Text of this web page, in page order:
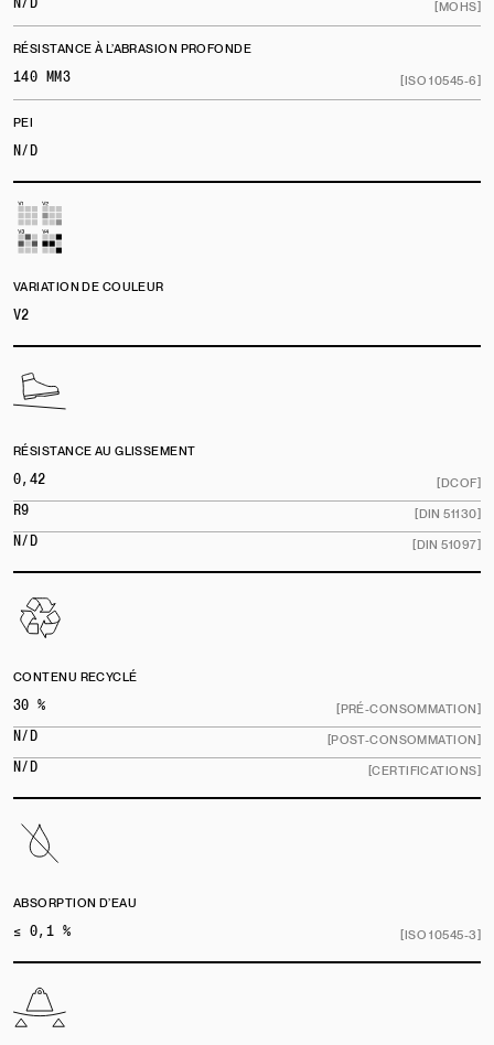
[MOHS]
RÉSISTANCE À L’ABRASION PROFONDE
140 MM3
[ISO 10545-6]
PEI
N/D
VARIATION DE COULEUR
V2
RÉSISTANCE AU GLISSEMENT
0,42
[DCOF]
R9
[DIN 51130]
N/D
[DIN 51097]
CONTENU RECYCLÉ
30 %
[PRÉ-CONSOMMATION]
N/D
[POST-CONSOMMATION]
N/D
[CERTIFICATIONS]
ABSORPTION D’EAU
≤ 0,1 %
[ISO 10545-3]